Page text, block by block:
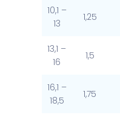
10,1 –
13
1,25
13,1 –
16
1,5
16,1 –
18,5
1,75